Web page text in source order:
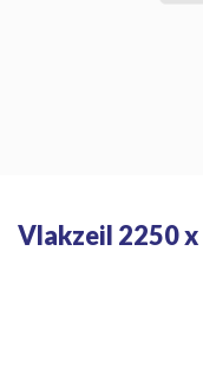
Vlakzeil 2250 x